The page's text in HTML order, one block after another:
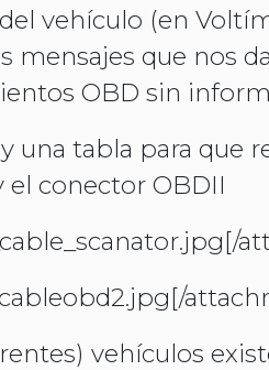
vehículo (en
que nos
OBD sin
una tabla para que
conector OBDII
[/
[/
vehículos